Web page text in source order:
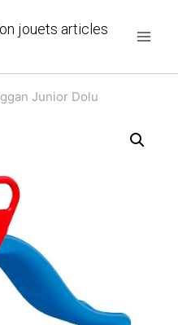
jouets articles
Junior Dolu